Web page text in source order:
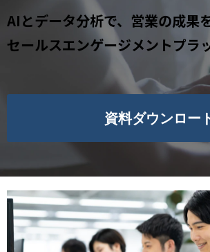
AIとデータ分析で、営業の成果
セールスエンゲージメントプラ
資料ダウンロー